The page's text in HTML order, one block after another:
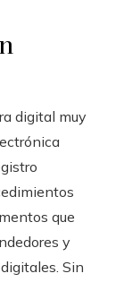
digital muy
que
y
Sin